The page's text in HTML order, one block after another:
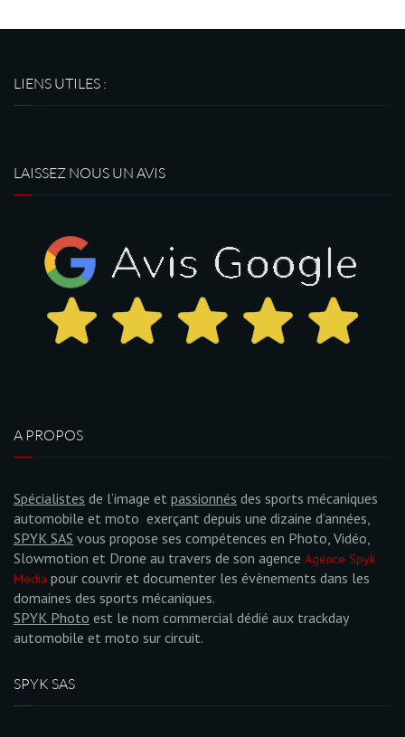
LIENS UTILES :
LAISSEZ NOUS UN AVIS
A PROPOS
Spécialistes de l’image et passionnés des sports mécaniques
automobile et moto exerçant depuis une dizaine d’années,
SPYK SAS vous propose ses compétences en Photo, Vidéo,
Slowmotion et Drone au travers de son agence Agence Spyk
Media pour couvrir et documenter les évènements dans les
domaines des sports mécaniques.
SPYK Photo est le nom commercial dédié aux trackday
automobile et moto sur circuit.
SPYK SAS